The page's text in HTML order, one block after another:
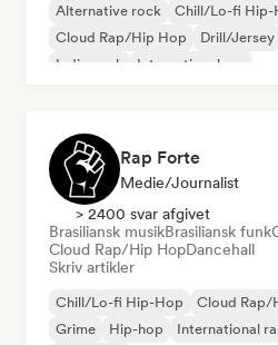
Alternative rock
Chill/Lo-fi Hip-
Cloud Rap/Hip Hop
Drill/Jersey
Indie-rock
International rap
Rap Forte
Medie/journalist
> 2400 svar afgivet
Brasiliansk musikBrasiliansk funk
Cloud Rap/Hip HopDancehall
Skriv artikler
Chill/Lo-fi Hip-Hop Cloud Rap/
Grime
Hip-hop International